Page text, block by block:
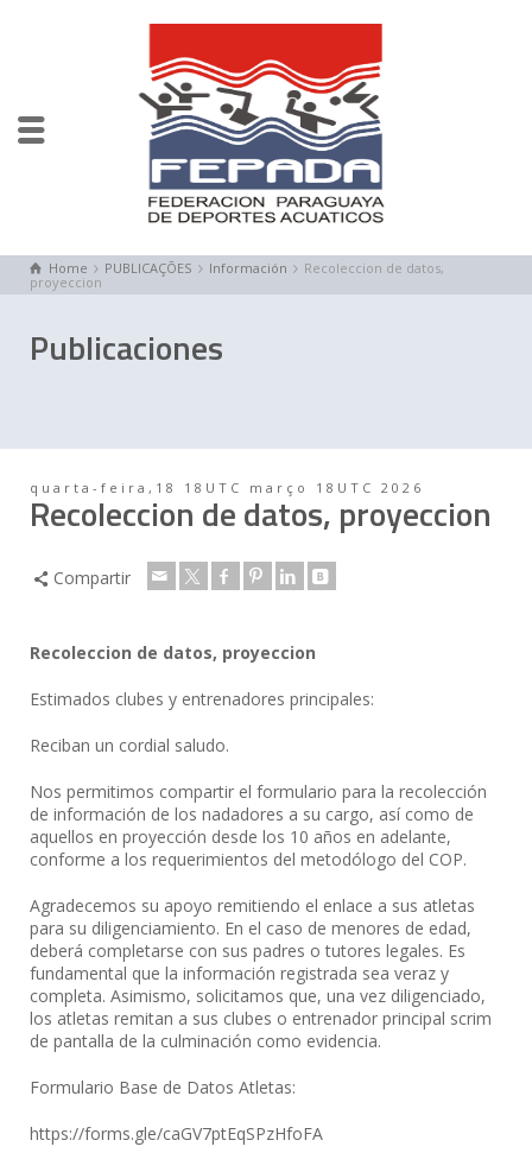
Home PUBLICAÇÕES Información
Recoleccion de datos,
proyeccion
Publicaciones
quarta-feira,18 18UTC março 18UTC 2026
Recoleccion de datos, proyeccion
Compartir
Recoleccion de datos, proyeccion
Estimados clubes y entrenadores principales:
Reciban un cordial saludo.
Nos permitimos compartir el formulario para la recolección
de información de los nadadores a su cargo, así como de
aquellos en proyección desde los 10 años en adelante,
conforme a los requerimientos del metodólogo del COP.
Agradecemos su apoyo remitiendo el enlace a sus atletas
para su diligenciamiento. En el caso de menores de edad,
deberá completarse con sus padres o tutores legales. Es
fundamental que la información registrada sea veraz y
completa. Asimismo, solicitamos que, una vez diligenciado,
los atletas remitan a sus clubes o entrenador principal scrim
de pantalla de la culminación como evidencia.
Formulario Base de Datos Atletas:
https://forms.gle/caGV7ptEqSPzHfoFA